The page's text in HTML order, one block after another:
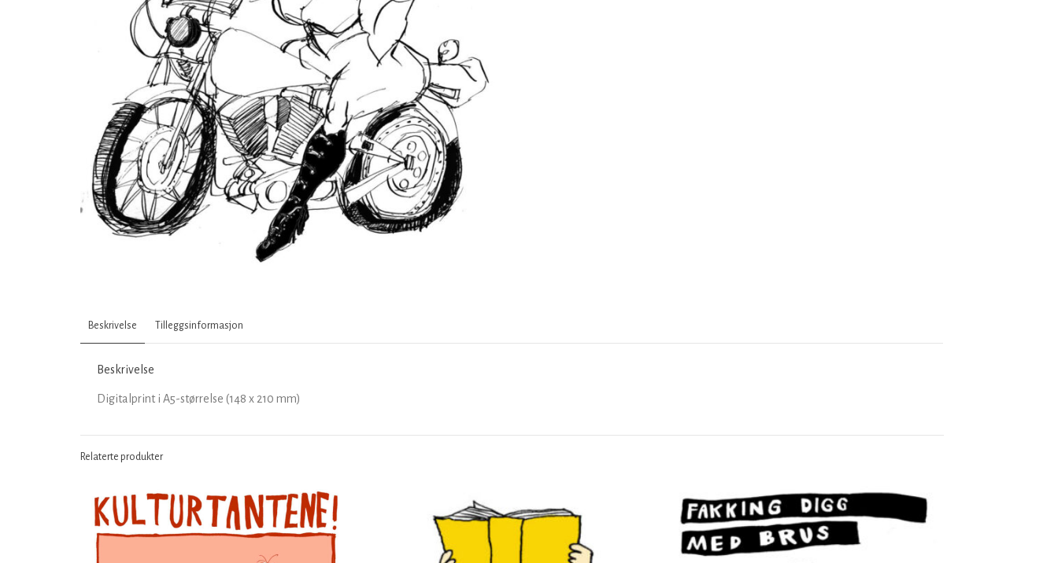
Beskrivelse Tilleggsinformasjon
Beskrivelse
Digitalprint i A5-størrelse (148 x 210 mm)
Relaterte produkter